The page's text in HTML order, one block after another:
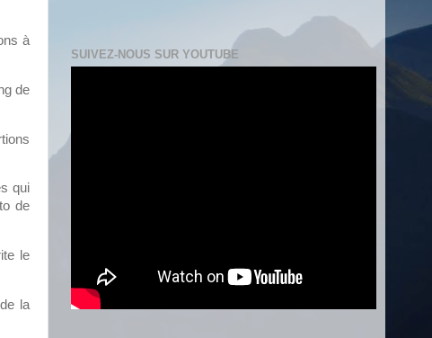
à
de
qui
de
le
la
SUIVEZ-NOUS SUR YOUTUBE